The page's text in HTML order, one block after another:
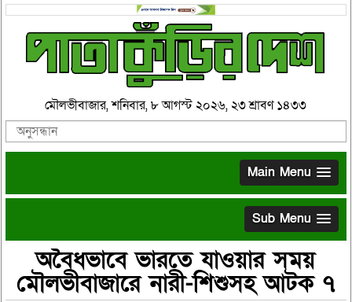
মৌলভীবাজার, শনিবার, ৮ আগস্ট ২০২৬, ২৩ শ্রাবণ ১৪৩৩
Main Menu
Sub Menu
অবৈধভাবে ভারতে যাওয়ার সময়
মৌলভীবাজারে নারী-শিশুসহ আটক ৭